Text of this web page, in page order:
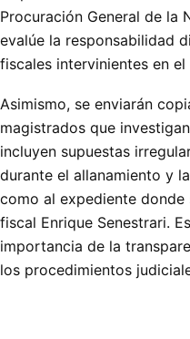
Procuración General de la
evalúe la responsabilidad
fiscales intervinientes en el
Asimismo, se enviarán
magistrados que
incluyen supuestas
durante el allanamiento y
como al expediente donde
fiscal Enrique Senestrari.
importancia de la
los procedimientos